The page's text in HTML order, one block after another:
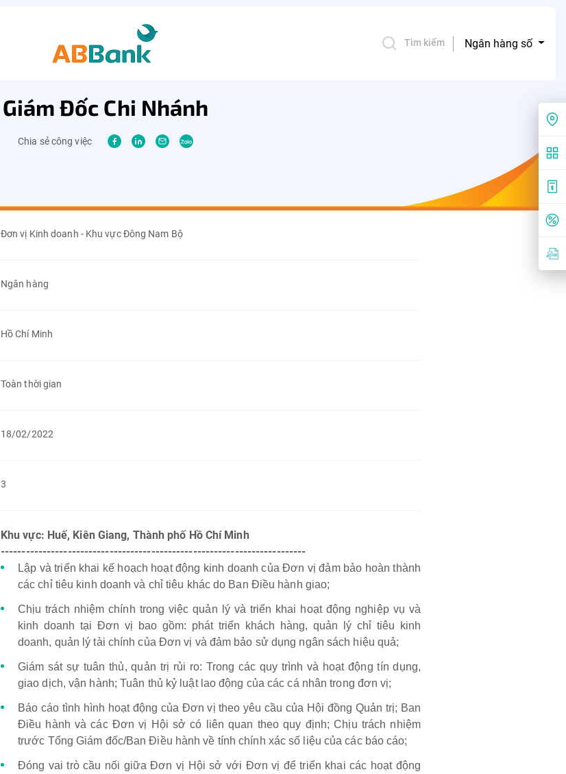
Tìm kiếm Ngân hàng số
Giám Đốc Chi Nhánh
Chia sẻ công việc
Đơn vị Kinh doanh - Khu vực Đông Nam Bộ
Ngân hàng
Hồ Chí Minh
Toàn thời gian
18/02/2022
3
Khu vực: Huế, Kiên Giang, Thành phố Hồ Chí Minh
-------------------------------------------------------------------------
Lập và triển khai kế hoạch hoạt động kinh doanh của Đơn vị đảm bảo hoàn thành
các chỉ tiêu kinh doanh và chỉ tiêu khác do Ban Điều hành giao;
Chịu trách nhiệm chính trong việc quản lý và triển khai hoạt động nghiệp vụ và
kinh doanh tại Đơn vị bao gồm: phát triển khách hàng, quản lý chỉ tiêu kinh
doanh, quản lý tài chính của Đơn vị và đảm bảo sử dụng ngân sách hiệu quả;
Giám sát sự tuân thủ, quản trị rủi ro: Trong các quy trình và hoạt động tín dụng,
giao dịch, vận hành; Tuân thủ kỷ luật lao động của các cá nhân trong đơn vị;
Báo cáo tình hình hoạt động của Đơn vị theo yêu cầu của Hội đồng Quản trị; Ban
Điều hành và các Đơn vị Hội sở có liên quan theo quy định; Chịu trách nhiệm
trước Tổng Giám đốc/Ban Điều hành về tính chính xác số liệu của các báo cáo;
Đóng vai trò cầu nối giữa Đơn vị Hội sở với Đơn vị để triển khai các hoạt động